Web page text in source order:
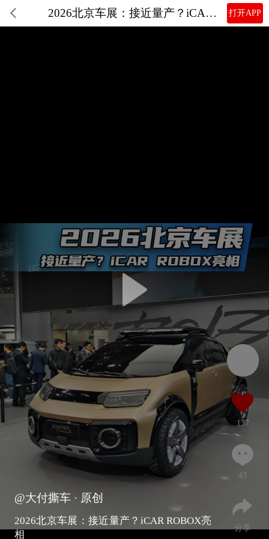
2026北京车展：接近量产？iCAR ROBOX亮相 打开APP
@大付撕车· 原创
2026北京车展：接近量产？iCAR ROBOX亮
相
137
43
分享